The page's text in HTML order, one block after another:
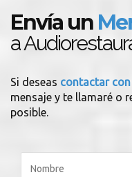
Envía un
a
Si deseas contactar
mensaje y te llamaré o
posible.